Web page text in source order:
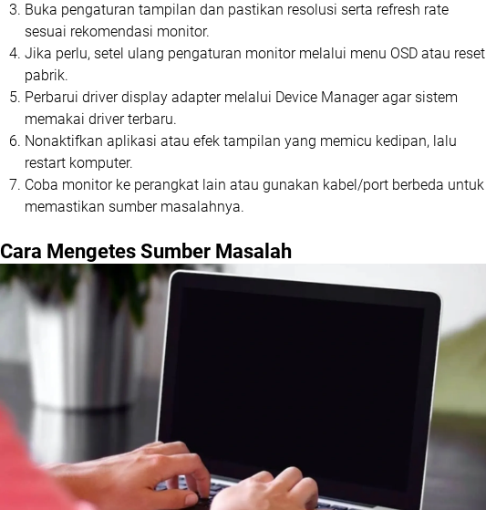
Buka pengaturan tampilan dan pastikan resolusi serta refresh rate
sesuai rekomendasi monitor.
Jika perlu, setel ulang pengaturan monitor melalui menu OSD atau reset
pabrik.
Perbarui driver display adapter melalui Device Manager agar sistem
memakai driver terbaru.
Nonaktifkan aplikasi atau efek tampilan yang memicu kedipan, lalu
restart komputer.
Coba monitor ke perangkat lain atau gunakan kabel/port berbeda untuk
memastikan sumber masalahnya.
Cara Mengetes Sumber Masalah